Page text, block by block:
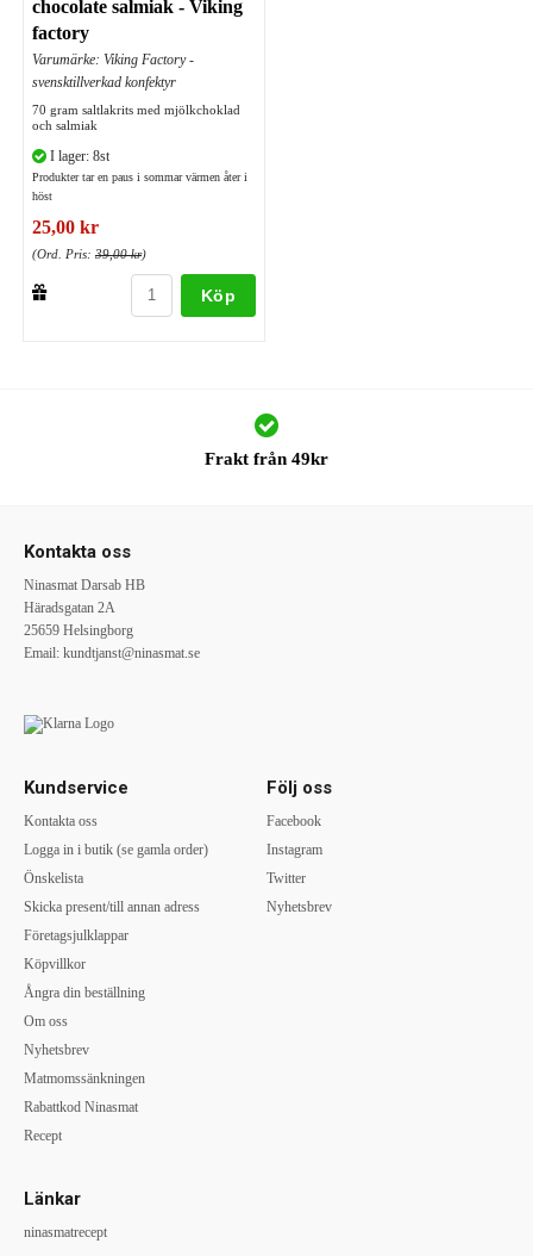
chocolate salmiak - Viking
factory
Varumärke: Viking Factory -
svensktillverkad konfektyr
70 gram saltlakrits med mjölkchoklad
och salmiak
I lager: 8st
Produkter tar en paus i sommar värmen åter i
höst
25,00 kr
(Ord. Pris: 39,00 kr)
Köp
Frakt från 49kr
Kontakta oss
Ninasmat Darsab HB
Häradsgatan 2A
25659 Helsingborg
Email: kundtjanst@ninasmat.se
Kundservice
Kontakta oss
Logga in i butik (se gamla order)
Önskelista
Skicka present/till annan adress
Företagsjulklappar
Köpvillkor
Ångra din beställning
Om oss
Nyhetsbrev
Matmomssänkningen
Rabattkod Ninasmat
Recept
Följ oss
Facebook
Instagram
Twitter
Nyhetsbrev
Länkar
ninasmatrecept